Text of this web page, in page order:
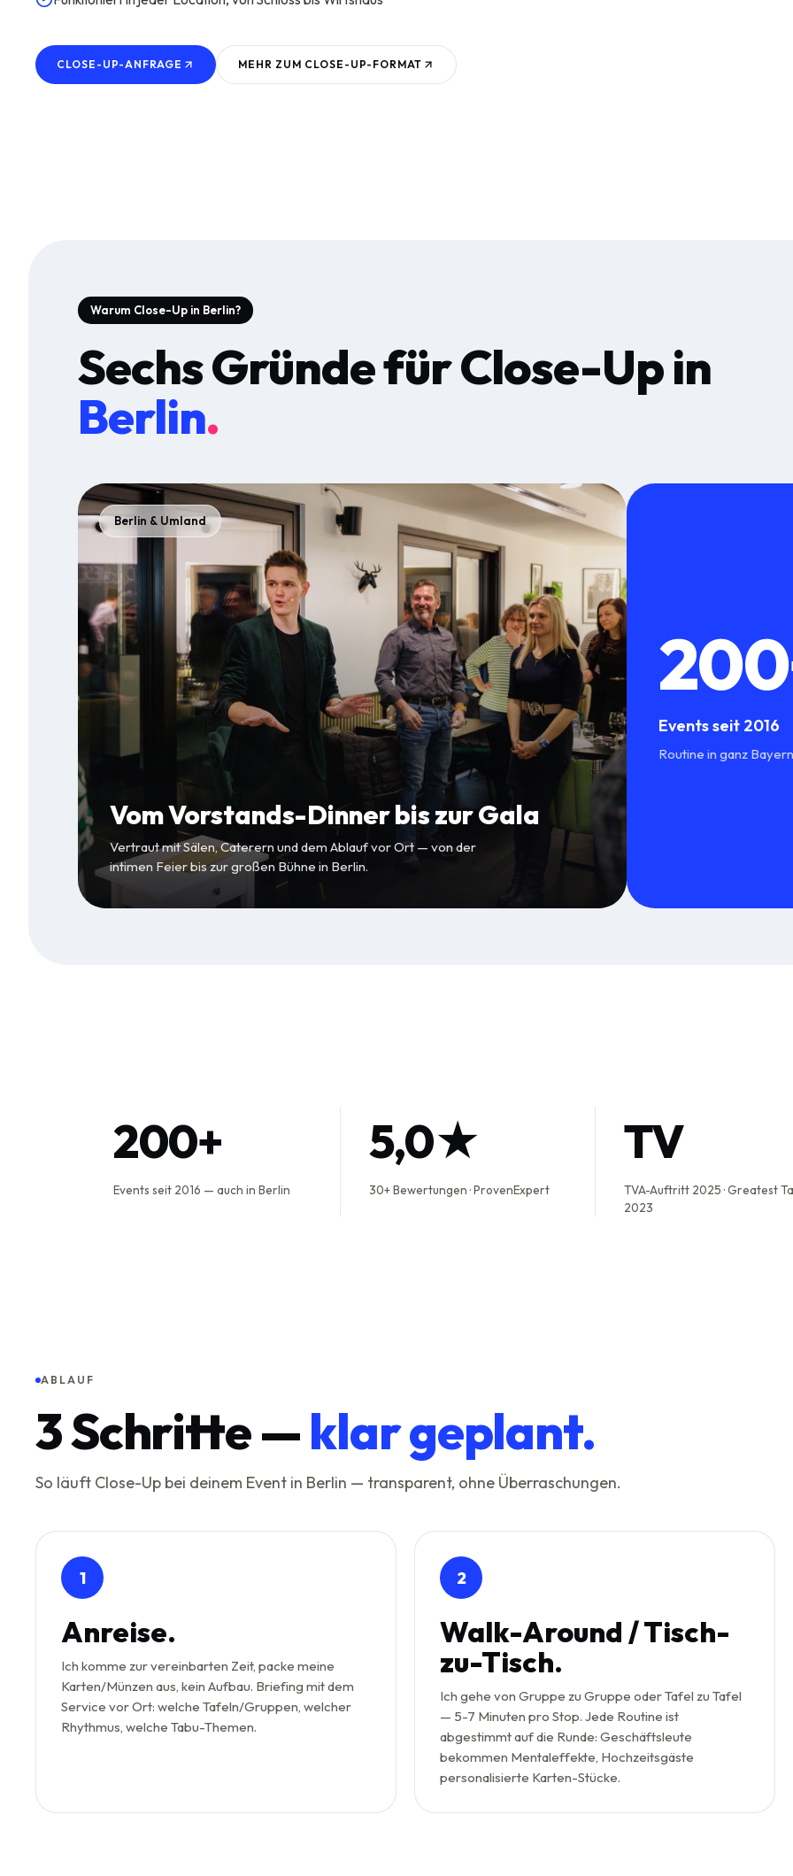
CLOSE-UP-ANFRAGE MEHR ZUM CLOSE-UP-FORMAT
Warum Close-Up in Berlin?
Sechs Gründe fürClose-Upin
Berlin.
Berlin & Umland
Vom Vorstands-Dinner bis zur Gala
Vertraut mit Sälen, Caterern und dem Ablauf vor Ort — von der
intimen Feier bis zur großen Bühne in Berlin.
Events seit 2016
Routine in ganz
200+
Events seit 2016 — auch in Berlin
5,0★
30+ Bewertungen · ProvenExpert
TV
TVA-Auftritt 2025 · Greatest
2023
ABLAUF
3Schritte —klar geplant.
So läuft Close-Up bei deinem Event in Berlin — transparent, ohne Überraschungen.
1
Anreise.
Ich komme zur vereinbarten Zeit, packe meine
Karten/Münzen aus, kein Aufbau. Briefing mit dem
Service vor Ort: welche Tafeln/Gruppen, welcher
Rhythmus, welche Tabu-Themen.
2
Walk-Around / Tisch-
zu-Tisch.
Ich gehe von Gruppe zu Gruppe oder Tafel zu Tafel
— 5-7 Minuten pro Stop. Jede Routine ist
abgestimmt auf die Runde: Geschäftsleute
bekommen Mentaleffekte, Hochzeitsgäste
personalisierte Karten-Stücke.